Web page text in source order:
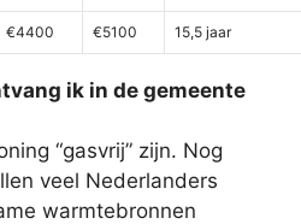
€4400 €5100 15,5 jaar
ik in de gemeente
“gasvrij” zijn. Nog
veel Nederlanders
warmtebronnen